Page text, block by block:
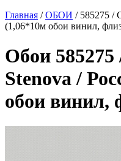
Главная /ОБОИ / 585275 /
(1,06*10м обои винил,
Обои
Stenova /
обои винил,